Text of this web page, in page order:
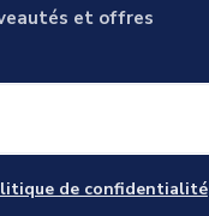
et offres
de confidentialité